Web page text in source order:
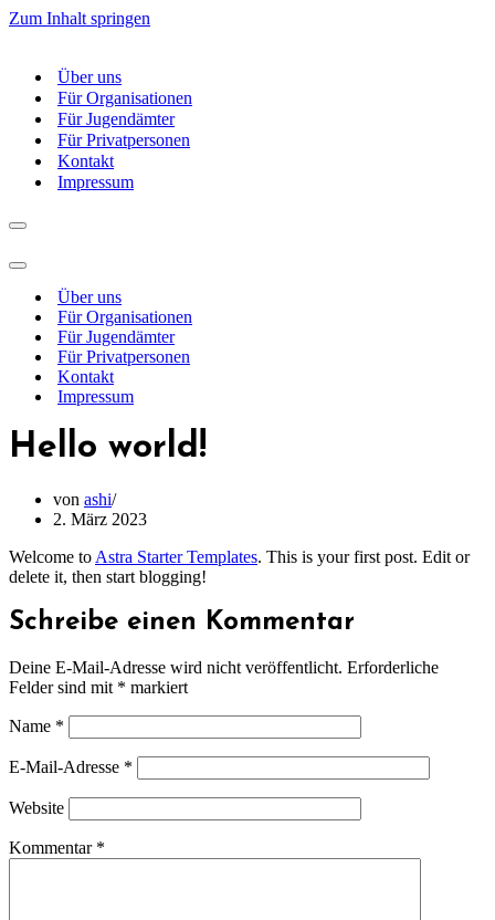
Zum Inhalt springen
Über uns
Für Organisationen
Für Jugendämter
Für Privatpersonen
Kontakt
Impressum
Navigations-
Navigations-
Über uns
Für Organisationen
Für Jugendämter
Für Privatpersonen
Kontakt
Impressum
Hello world!
von ashi
2. März 2023
Welcome to Astra Starter Templates. This is your first post. Edit or
delete it, then start blogging!
Schreibe einen Kommentar
Deine E-Mail-Adresse wird nicht veröffentlicht. Erforderliche
Felder sind mit * markiert
Name *
E-Mail-Adresse *
Website
Kommentar *